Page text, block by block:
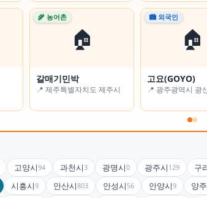
🏠
🌾 농어촌
갈매기민박
📍 제주특별자치도 제주시
🏠
🏙 외국인
고요(GOYO)
📍 광주광역시 광
🌾 농어촌
하늘 풍경
📍 경기도 남양주시
🏠
🏙 외국인
알로하 스테이
📍 서울특별시 강
고양시94 과천시3 광명시0 광주시 129 구
시흥시9 안산시803 안성시 56 안양시9 양